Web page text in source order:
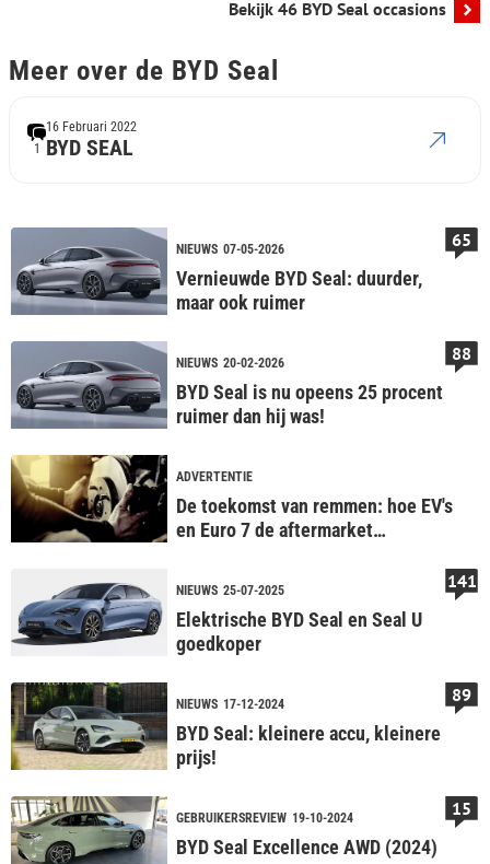
Bekijk 46 BYD Seal occasions
Meer over de BYD Seal
1 BYD SEAL
16 Februari 2022
NIEUWS 07-05-2026
Vernieuwde BYD Seal: duurder,
maar ook ruimer
65
NIEUWS 20-02-2026
BYD Seal is nu opeens 25 procent
ruimer dan hij was!
88
ADVERTENTIE
De toekomst van remmen: hoe EV's
en Euro 7 de aftermarket
NIEUWS 25-07-2025
Elektrische BYD Seal en Seal U
goedkoper
141
NIEUWS 17-12-2024
BYD Seal: kleinere accu, kleinere
prijs!
89
GEBRUIKERSREVIEW 19-10-2024
BYD Seal Excellence AWD (2024)
15